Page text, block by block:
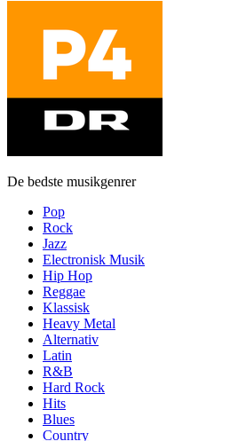
De bedste musikgenrer
Pop
Rock
Jazz
Electronisk Musik
Hip Hop
Reggae
Klassisk
Heavy Metal
Alternativ
Latin
R&B
Hard Rock
Hits
Blues
Country